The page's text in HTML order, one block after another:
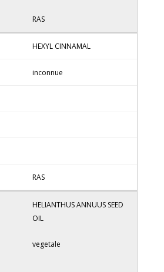
RAS
HEXYL CINNAMAL
inconnue
RAS
HELIANTHUS ANNUUS SEED
OIL
vegetale